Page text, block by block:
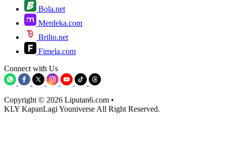
Bola.net
Merdeka.com
Brilio.net
Fimela.com
Connect with Us
Copyright © 2026 Liputan6.com •
KLY KapanLagi Youniverse All Right Reserved.